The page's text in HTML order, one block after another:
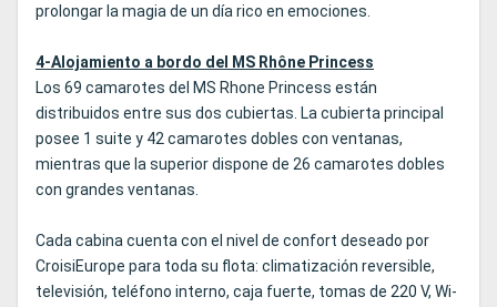
prolongar la magia de un día rico en emociones.
4-Alojamiento a bordo del MS Rhône Princess
Los 69 camarotes del MS Rhone Princess están
distribuidos entre sus dos cubiertas. La cubierta principal
posee 1 suite y 42 camarotes dobles con ventanas,
mientras que la superior dispone de 26 camarotes dobles
con grandes ventanas.
Cada cabina cuenta con el nivel de confort deseado por
CroisiEurope para toda su flota: climatización reversible,
televisión, teléfono interno, caja fuerte, tomas de 220 V, Wi-